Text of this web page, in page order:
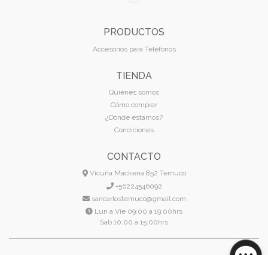
PRODUCTOS
Accesorios para Teléfonos
TIENDA
Quiénes somos
Cómo comprar
¿Dónde estamos?
Condiciones
CONTACTO
Vicuña Mackena 852 Temuco
+56224546092
sancarlostemuco@gmail.com
Lun a Vie 09:00 a 19:00hrs
Sab 10:00 a 15:00hrs